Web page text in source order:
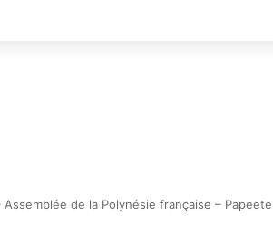
de la Polynésie française – Papeete